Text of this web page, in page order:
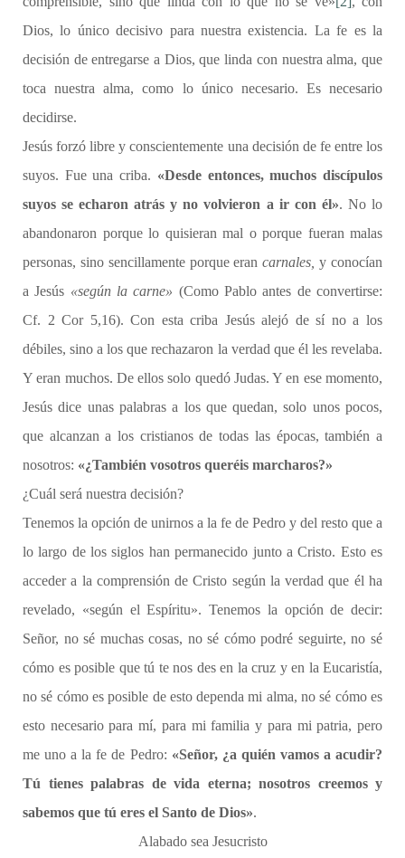
Dios, lo único decisivo para nuestra existencia. La fe es la
decisión de entregarse a Dios, que linda con nuestra alma, que
toca nuestra alma, como lo único necesario. Es necesario
decidirse.
Jesús forzó libre y conscientemente una decisión de fe entre los
suyos. Fue una criba. «Desde entonces, muchos discípulos
suyos se echaron atrás y no volvieron a ir con él». No lo
abandonaron porque lo quisieran mal o porque fueran malas
personas, sino sencillamente porque erancarnales,y conocían
a Jesús «según la carne» (Como Pablo antes de convertirse:
Cf. 2 Cor 5,16). Con esta criba Jesús alejó de sí no a los
débiles, sino a los que rechazaron la verdad que él les revelaba.
Y eran muchos. De ellos solo quedó Judas. Y en ese momento,
Jesús dice unas palabras a los que quedan, solo unos pocos,
que alcanzan a los cristianos de todas las épocas, también a
nosotros: «¿También vosotros queréis marcharos?»
¿Cuál será nuestra decisión?
Tenemos la opción de unirnos a la fe de Pedro y del resto que a
lo largo de los siglos han permanecido junto a Cristo. Esto es
acceder a la comprensión de Cristo según la verdad que él ha
revelado, «según el Espíritu». Tenemos la opción de decir:
Señor, no sé muchas cosas, no sé cómo podré seguirte, no sé
cómo es posible que tú te nos des en la cruz y en la Eucaristía,
no sé cómo es posible de esto dependa mi alma, no sé cómo es
esto necesario para mí, para mi familia y para mi patria, pero
me uno a la fe de Pedro: «Señor, ¿a quién vamos a acudir?
Tú tienes palabras de vida eterna; nosotros creemos y
sabemos que tú eres el Santo de Dios».
Alabado sea Jesucristo